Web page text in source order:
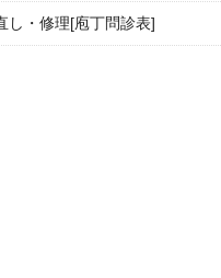
し・修理[庖丁問診表]